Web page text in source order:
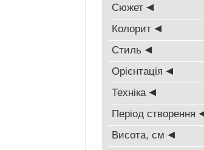
Сюжет
Колорит
Стиль
Oрієнтація
Техніка
Період створення
Висота, см